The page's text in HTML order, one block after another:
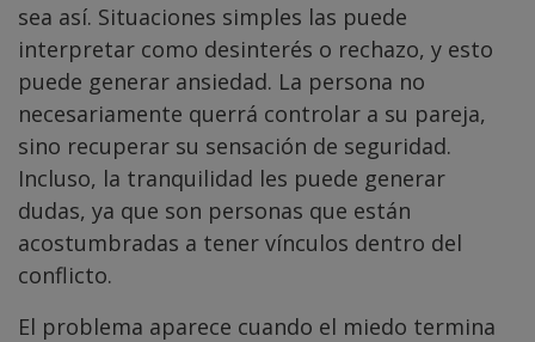
sea así. Situaciones simples las puede
interpretar como desinterés o rechazo, y esto
puede generar ansiedad. La persona no
necesariamente querrá controlar a su pareja,
sino recuperar su sensación de seguridad.
Incluso, la tranquilidad les puede generar
dudas, ya que son personas que están
acostumbradas a tener vínculos dentro del
conflicto.
El problema aparece cuando el miedo termina